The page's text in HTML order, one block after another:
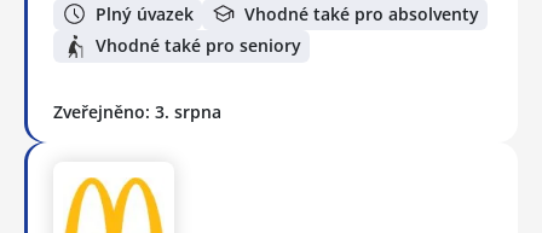
Plný úvazek
Vhodné také pro absolventy
Vhodné také pro seniory
Zveřejněno: 3. srpna